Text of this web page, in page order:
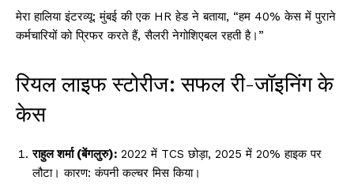
मेरा हालिया इंटरव्यू: मुंबई की एक HR हेड ने बताया, “हम 40% केस में पुराने
कर्मचारियों को प्रिफर करते हैं, सैलरी नेगोशिएबल रहती है।”
रियल लाइफ स्टोरीज: सफल री-जॉइनिंग के
केस
राहुल शर्मा (बेंगलुरु): 2022 में TCS छोड़ा, 2025 में 20% हाइक पर
लौटा। कारण: कंपनी कल्चर मिस किया।